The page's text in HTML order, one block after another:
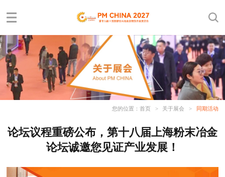
您的位置： 首页 > 关于展会 > 同期活动
论坛议程重磅公布，第十八届上海粉末冶金
论坛诚邀您见证产业发展！